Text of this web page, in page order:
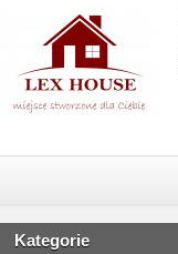
Kategorie